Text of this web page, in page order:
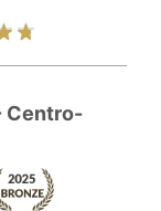
Centro-